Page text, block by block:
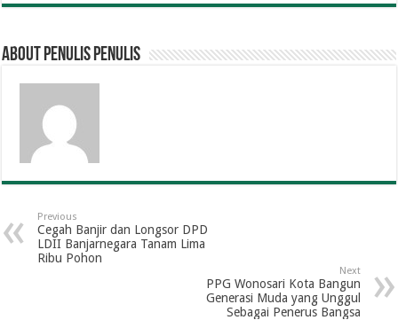
About penulis penulis
Previous
Cegah Banjir dan Longsor DPD
LDII Banjarnegara Tanam Lima
Ribu Pohon
Next
PPG Wonosari Kota Bangun
Generasi Muda yang Unggul
Sebagai Penerus Bangsa